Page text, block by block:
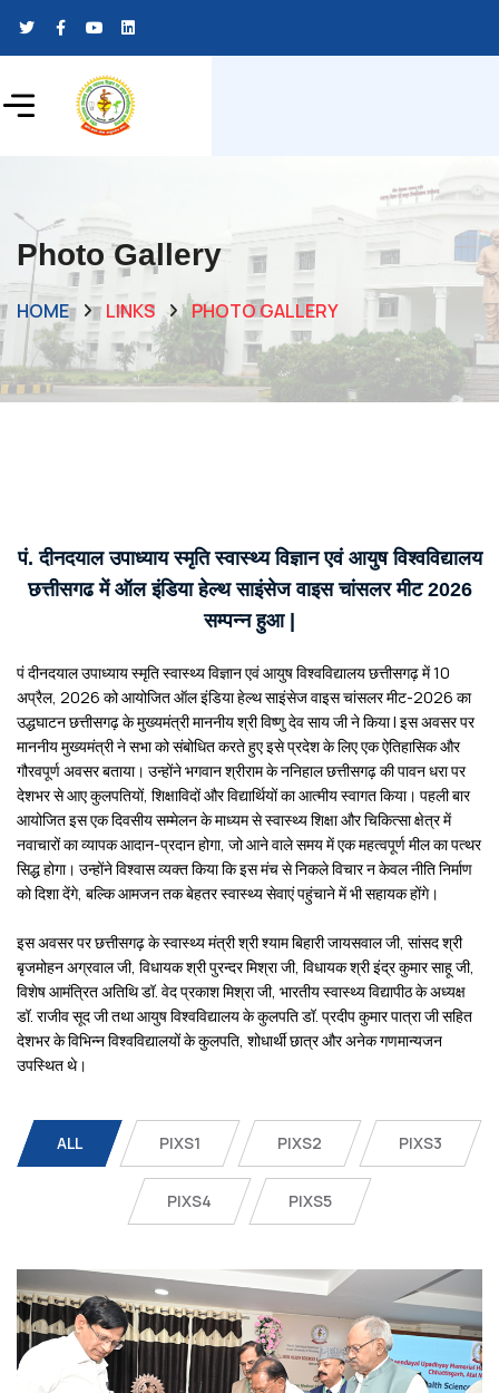
Photo Gallery
HOME LINKS PHOTO GALLERY
पं. दीनदयाल उपाध्याय स्मृति स्वास्थ्य विज्ञान एवं आयुष विश्वविद्यालय
छत्तीसगढ में ऑल इंडिया हेल्थ साइंसेज वाइस चांसलर मीट 2026
सम्पन्न हुआ |
पं दीनदयाल उपाध्याय स्मृति स्वास्थ्य विज्ञान एवं आयुष विश्वविद्यालय छत्तीसगढ़ में 10
अप्रैल, 2026 को आयोजित ऑल इंडिया हेल्थ साइंसेज वाइस चांसलर मीट-2026 का
उद्धघाटन छत्तीसगढ़ के मुख्यमंत्री माननीय श्री विष्णु देव साय जी ने किया | इस अवसर पर
माननीय मुख्यमंत्री ने सभा को संबोधित करते हुए इसे प्रदेश के लिए एक ऐतिहासिक और
गौरवपूर्ण अवसर बताया। उन्होंने भगवान श्रीराम के ननिहाल छत्तीसगढ़ की पावन धरा पर
देशभर से आए कुलपतियों, शिक्षाविदों और विद्यार्थियों का आत्मीय स्वागत किया। पहली बार
आयोजित इस एक दिवसीय सम्मेलन के माध्यम से स्वास्थ्य शिक्षा और चिकित्सा क्षेत्र में
नवाचारों का व्यापक आदान-प्रदान होगा, जो आने वाले समय में एक महत्वपूर्ण मील का पत्थर
सिद्ध होगा। उन्होंने विश्वास व्यक्त किया कि इस मंच से निकले विचार न केवल नीति निर्माण
को दिशा देंगे, बल्कि आमजन तक बेहतर स्वास्थ्य सेवाएं पहुंचाने में भी सहायक होंगे।
इस अवसर पर छत्तीसगढ़ के स्वास्थ्य मंत्री श्री श्याम बिहारी जायसवाल जी, सांसद श्री
बृजमोहन अग्रवाल जी, विधायक श्री पुरन्दर मिश्रा जी, विधायक श्री इंद्र कुमार साहू जी,
विशेष आमंत्रित अतिथि डॉ. वेद प्रकाश मिश्रा जी, भारतीय स्वास्थ्य विद्यापीठ के अध्यक्ष
डॉ. राजीव सूद जी तथा आयुष विश्वविद्यालय के कुलपति डॉ. प्रदीप कुमार पात्रा जी सहित
देशभर के विभिन्न विश्वविद्यालयों के कुलपति, शोधार्थी छात्र और अनेक गणमान्यजन
उपस्थित थे।
ALL PIXS1 PIXS2 PIXS3
PIXS4 PIXS5